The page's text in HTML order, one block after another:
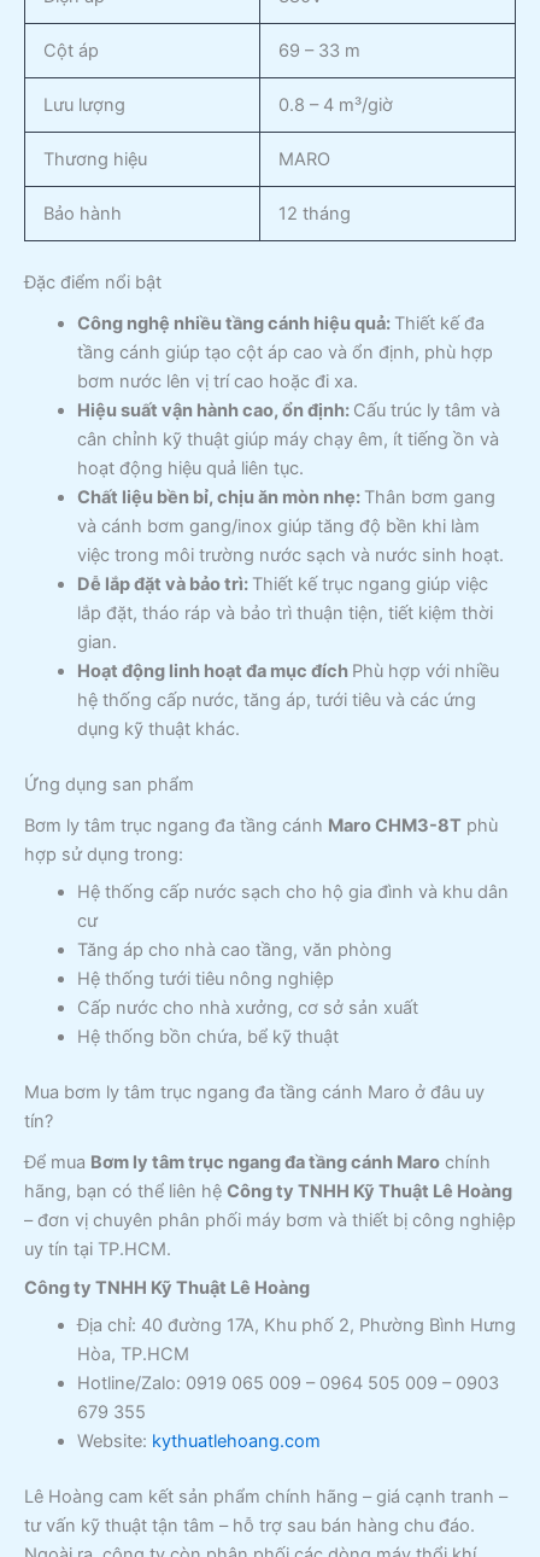
Cột áp 69 – 33 m
Lưu lượng 0.8 – 4 m³/giờ
Thương hiệu MARO
Bảo hành 12 tháng
Đặc điểm nổi bật
Công nghệ nhiều tầng cánh hiệu quả: Thiết kế đa
tầng cánh giúp tạo cột áp cao và ổn định, phù hợp
bơm nước lên vị trí cao hoặc đi xa.
Hiệu suất vận hành cao, ổn định: Cấu trúc ly tâm và
cân chỉnh kỹ thuật giúp máy chạy êm, ít tiếng ồn và
hoạt động hiệu quả liên tục.
Chất liệu bền bỉ, chịu ăn mòn nhẹ: Thân bơm gang
và cánh bơm gang/inox giúp tăng độ bền khi làm
việc trong môi trường nước sạch và nước sinh hoạt.
Dễ lắp đặt và bảo trì: Thiết kế trục ngang giúp việc
lắp đặt, tháo ráp và bảo trì thuận tiện, tiết kiệm thời
gian.
Hoạt động linh hoạt đa mục đích Phù hợp với nhiều
hệ thống cấp nước, tăng áp, tưới tiêu và các ứng
dụng kỹ thuật khác.
Ứng dụng san phẩm
Bơm ly tâm trục ngang đa tầng cánh Maro CHM3-8T phù
hợp sử dụng trong:
Hệ thống cấp nước sạch cho hộ gia đình và khu dân
cư
Tăng áp cho nhà cao tầng, văn phòng
Hệ thống tưới tiêu nông nghiệp
Cấp nước cho nhà xưởng, cơ sở sản xuất
Hệ thống bồn chứa, bể kỹ thuật
Mua bơm ly tâm trục ngang đa tầng cánh Maro ở đâu uy
tín?
Để mua Bơm ly tâm trục ngang đa tầng cánh Maro chính
hãng, bạn có thể liên hệ Công ty TNHH Kỹ Thuật Lê Hoàng
– đơn vị chuyên phân phối máy bơm và thiết bị công nghiệp
uy tín tại TP.HCM.
Công ty TNHH Kỹ Thuật Lê Hoàng
Địa chỉ: 40 đường 17A, Khu phố 2, Phường Bình Hưng
Hòa, TP.HCM
Hotline/Zalo: 0919 065 009 – 0964 505 009 – 0903
679 355
Website: kythuatlehoang.com
Lê Hoàng cam kết sản phẩm chính hãng – giá cạnh tranh –
tư vấn kỹ thuật tận tâm – hỗ trợ sau bán hàng chu đáo.